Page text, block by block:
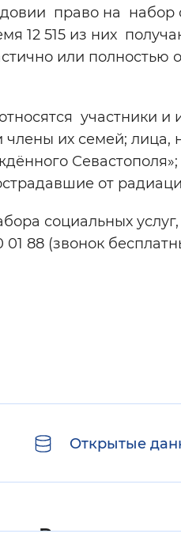
право на набор
12 515 из них
или полностью
участники
члены их семей;
от
социальных
88 (звонок
Открытые